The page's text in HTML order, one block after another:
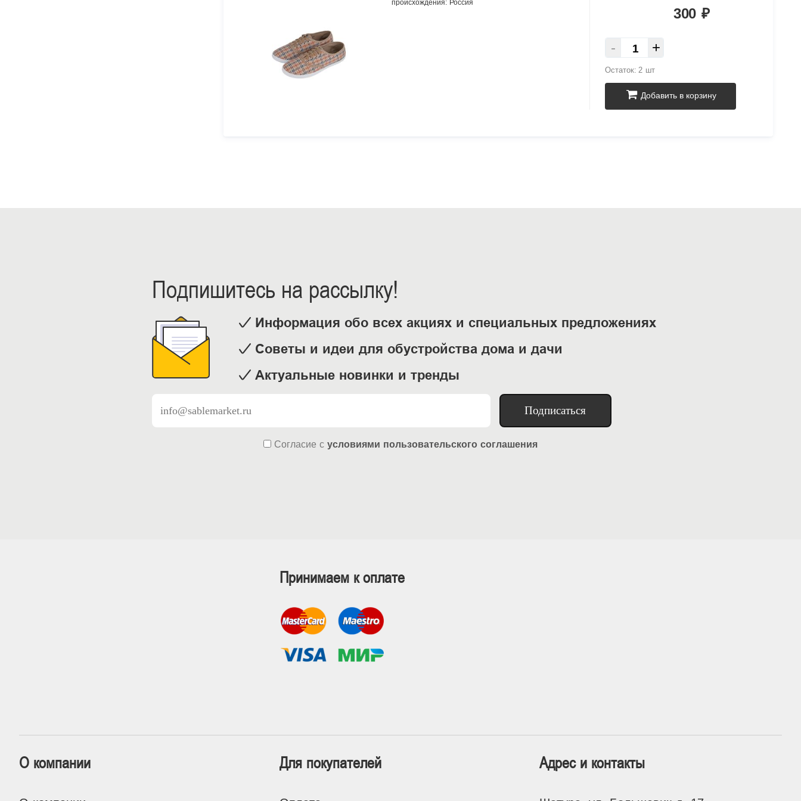
происхождения: Россия
300 ₽
- +
Остаток: 2 шт
Добавить в корзину
Подпишитесь на рассылку!
Информация обо всех акциях и специальных предложениях
Советы и идеи для обустройства дома и дачи
Актуальные новинки и тренды
Подписаться
Согласие с условиями пользовательского соглашения
Принимаем к оплате
О компании Для покупателей Адрес и контакты